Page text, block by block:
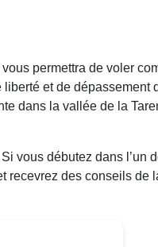
permettra de voler
et de dépassement
dans la vallée de la
vous débutez dans l’un
recevrez des conseils de